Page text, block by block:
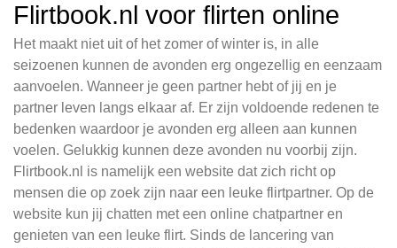
Flirtbook.nl voor flirten online
Het maakt niet uit of het zomer of winter is, in alle
seizoenen kunnen de avonden erg ongezellig en eenzaam
aanvoelen. Wanneer je geen partner hebt of jij en je
partner leven langs elkaar af. Er zijn voldoende redenen te
bedenken waardoor je avonden erg alleen aan kunnen
voelen. Gelukkig kunnen deze avonden nu voorbij zijn.
Flirtbook.nl is namelijk een website dat zich richt op
mensen die op zoek zijn naar een leuke flirtpartner. Op de
website kun jij chatten met een online chatpartner en
genieten van een leuke flirt. Sinds de lancering van